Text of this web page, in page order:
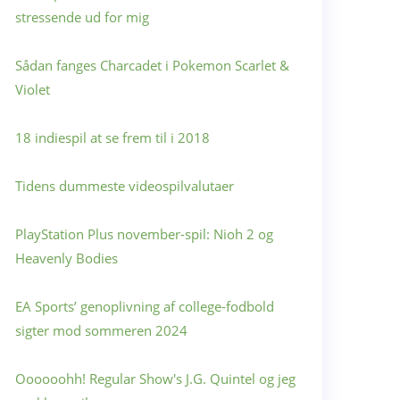
stressende ud for mig
Sådan fanges Charcadet i Pokemon Scarlet &
Violet
18 indiespil at se frem til i 2018
Tidens dummeste videospilvalutaer
PlayStation Plus november-spil: Nioh 2 og
Heavenly Bodies
EA Sports’ genoplivning af college-fodbold
sigter mod sommeren 2024
Oooooohh! Regular Show's J.G. Quintel og jeg